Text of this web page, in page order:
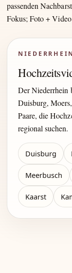
passenden
Fokus; Foto +
NIEDERRHEIN
Der Niederrhein
Duisburg,
Paare, die
regional suchen.
Duisburg
Meerbusch
Kaarst